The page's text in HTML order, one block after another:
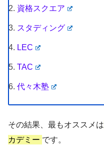
資格スクエア
スタディング
LEC
TAC
代々木塾
その結果、最もオススメは
カデミー です。